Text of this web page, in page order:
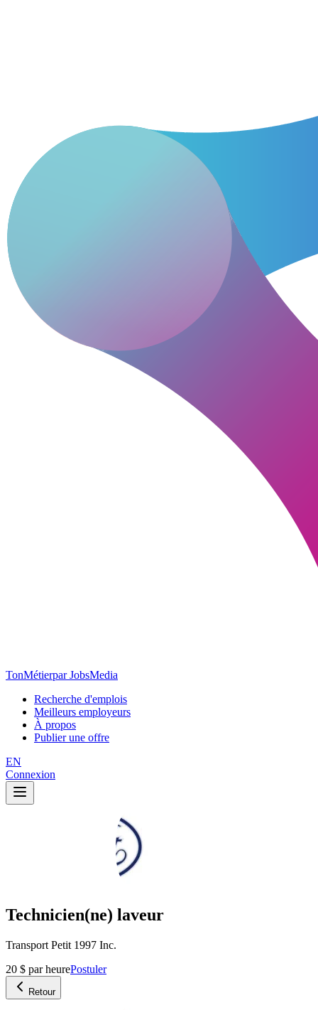
TonMétierpar JobsMedia
Recherche d'emplois
Meilleurs employeurs
À propos
Publier une offre
EN
Connexion
Technicien(ne) laveur
Transport Petit 1997 Inc.
20 $ par heurePostuler
Retour